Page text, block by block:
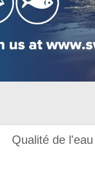
Qualité de l'eau